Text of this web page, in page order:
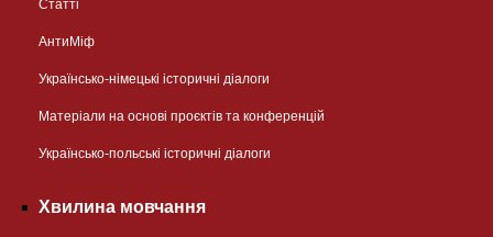
Статті
АнтиМіф
Українсько-німецькі історичні діалоги
Матеріали на основі проєктів та конференцій
Українсько-польські історичні діалоги
Хвилина мовчання